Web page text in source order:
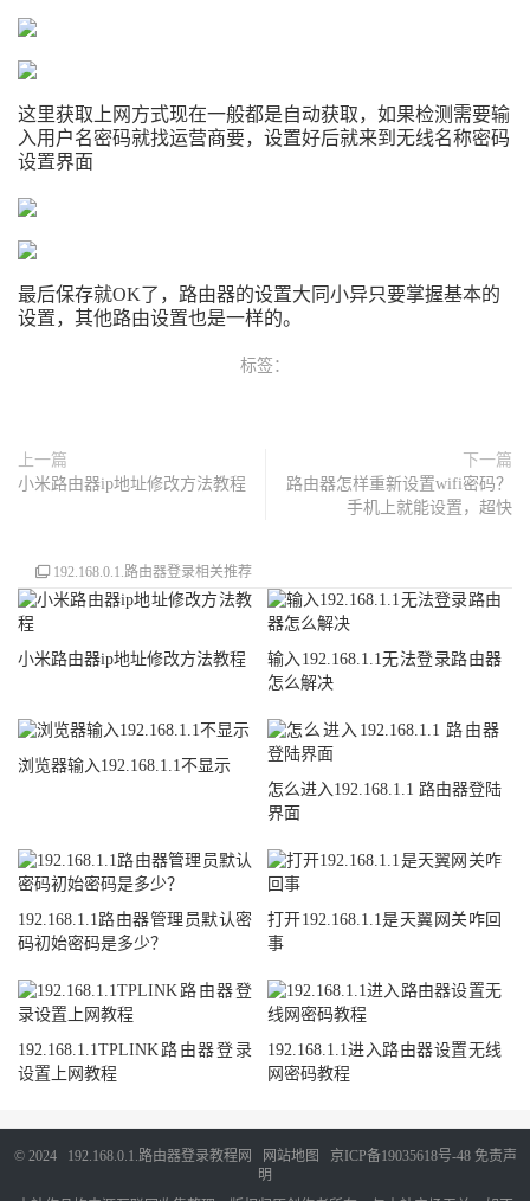
这里获取上网方式现在一般都是自动获取，如果检测需要输
入用户名密码就找运营商要，设置好后就来到无线名称密码
设置界面
最后保存就OK了，路由器的设置大同小异只要掌握基本的
设置，其他路由设置也是一样的。
标签：
上一篇
小米路由器ip地址修改方法教程
下一篇
路由器怎样重新设置wifi密码？
手机上就能设置，超快
192.168.0.1.路由器登录相关推荐
小米路由器ip地址修改方法教程
输入192.168.1.1无法登录路由器
怎么解决
浏览器输入192.168.1.1不显示
怎么进入192.168.1.1 路由器登陆
界面
192.168.1.1路由器管理员默认密
码初始密码是多少？
打开192.168.1.1是天翼网关咋回
事
192.168.1.1TPLINK路由器登录
设置上网教程
192.168.1.1进入路由器设置无线
网密码教程
© 2024 192.168.0.1.路由器登录教程网 网站地图 京ICP备19035618号-48 免责声
明